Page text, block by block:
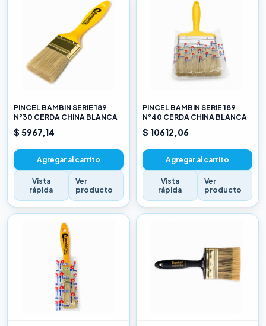
PINCEL BAMBIN SERIE 189
N°30 CERDA CHINA BLANCA
$ 5967,14
Agregar al carrito
Vista
rápida
Ver
producto
PINCEL BAMBIN SERIE 189
N°40 CERDA CHINA BLANCA
$ 10612,06
Agregar al carrito
Vista
rápida
Ver
producto